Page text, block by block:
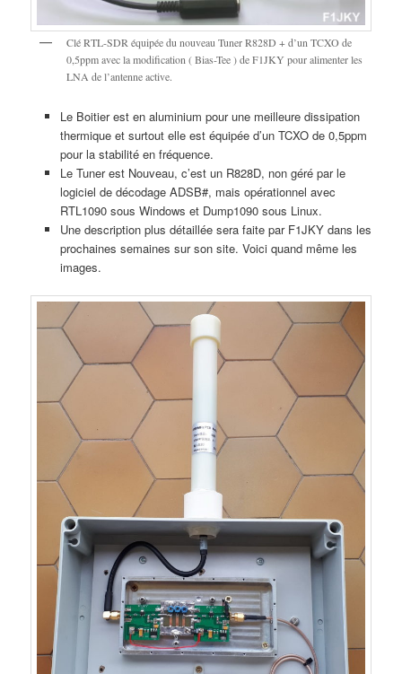
Clé RTL-SDR équipée du nouveau Tuner R828D + d’un TCXO de
0,5ppm avec la modification ( Bias-Tee ) de F1JKY pour alimenter les
LNA de l’antenne active.
Le Boitier est en aluminium pour une meilleure dissipation
thermique et surtout elle est équipée d’un TCXO de 0,5ppm
pour la stabilité en fréquence.
Le Tuner est Nouveau, c’est un R828D, non géré par le
logiciel de décodage ADSB#, mais opérationnel avec
RTL1090 sous Windows et Dump1090 sous Linux.
Une description plus détaillée sera faite par F1JKY dans les
prochaines semaines sur son site. Voici quand même les
images.